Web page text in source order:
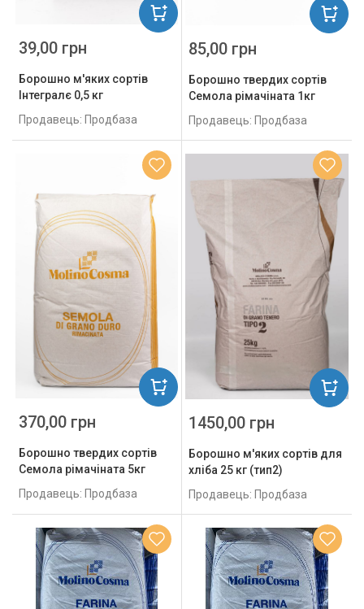
Борошно м'яких сортів
Інтегралє 0,5 кг
Продавець: Продбаза
39,00 грн
Борошно твердих сортів
Семола рімачіната 1кг
Продавець: Продбаза
85,00 грн
Борошно твердих сортів
Семола рімачіната 5кг
Продавець: Продбаза
370,00 грн
Борошно м'яких сортів для
хліба 25 кг (тип2)
Продавець: Продбаза
1450,00 грн